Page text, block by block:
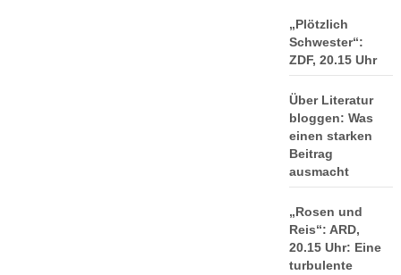
„Plötzlich
Schwester“:
ZDF, 20.15 Uhr
Über Literatur
bloggen: Was
einen starken
Beitrag
ausmacht
„Rosen und
Reis“: ARD,
20.15 Uhr: Eine
turbulente